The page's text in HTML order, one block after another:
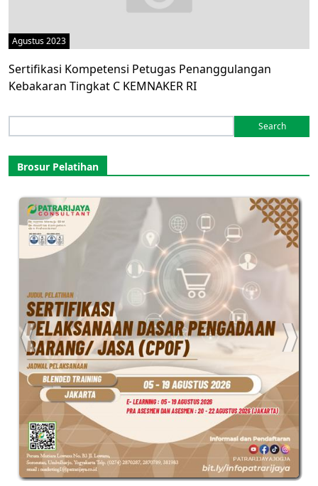
Agustus 2023
Sertifikasi Kompetensi Petugas Penanggulangan
Kebakaran Tingkat C KEMNAKER RI
for:
Brosur Pelatihan